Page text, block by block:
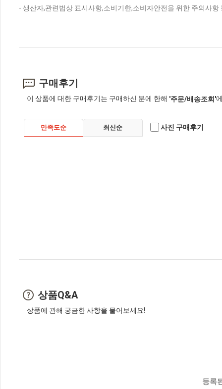
- 생산자,관련법상 표시사항,소비기한,소비자안전을 위한 주의사
구매후기
이 상품에 대한 구매후기는 구매하신 분에 한해 '주문/배송조회'
만족도순 최신순 사진 구매후기
상품Q&A
상품에 관해 궁금한 사항을 물어보세요!
등록